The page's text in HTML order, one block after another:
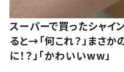
スーパーで買ったシャイ
ると→「何これ？」まさ
に！？」「かわいいww」